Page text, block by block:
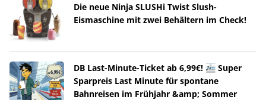
Die neue Ninja SLUSHi Twist Slush-
Eismaschine mit zwei Behältern im Check!
DB Last-Minute-Ticket ab 6,99€! 🚈 Super
Sparpreis Last Minute für spontane
Bahnreisen im Frühjahr &amp; Sommer